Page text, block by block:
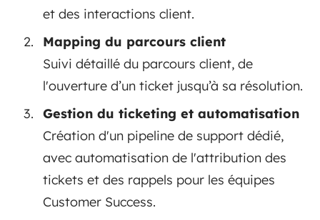
et des interactions client.
Mapping du parcours client
Suivi détaillé du parcours client, de
l'ouverture d’un ticket jusqu’à sa résolution.
Gestion du ticketing et automatisation
Création d'un pipeline de support dédié,
avec automatisation de l'attribution des
tickets et des rappels pour les équipes
Customer Success.